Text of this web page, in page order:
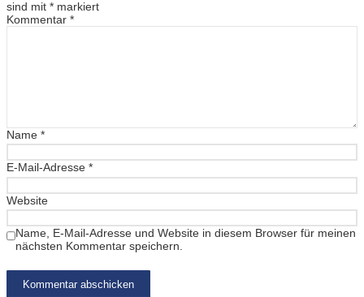
sind mit * markiert
Kommentar *
Name *
E-Mail-Adresse *
Website
Name, E-Mail-Adresse und Website in diesem Browser für meinen
nächsten Kommentar speichern.